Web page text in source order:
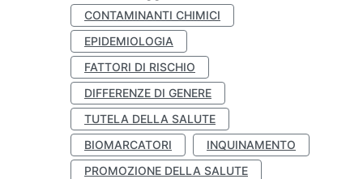
CONTAMINANTI CHIMICI
EPIDEMIOLOGIA
FATTORI DI RISCHIO
DIFFERENZE DI GENERE
TUTELA DELLA SALUTE
BIOMARCATORI
INQUINAMENTO
PROMOZIONE DELLA SALUTE